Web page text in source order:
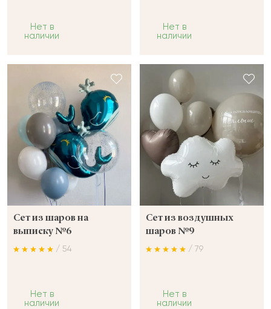
Нет в
наличии
Нет в
наличии
Сет из шаров на
выписку №6
/ 54
Нет в
наличии
Сет из воздушных
шаров №9
/ 79
Нет в
наличии